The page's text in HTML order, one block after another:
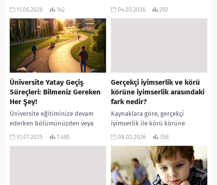
niteliklerinin altında beceri
zorunda kalması durumunu
ifade...
11.06.2026 142
yüklediğiniz kaynaklara (belgeler,
04.03.2026 292
Üniversite Yatay Geçiş
Süreçleri: Bilmeniz Gereken
Her Şey!
Üniversite eğitiminize devam
ederken bölümünüzden veya
üniversitenizden memnun
31.07.2025 1.490
Gerçekçi iyimserlik ve körü
körüne iyimserlik arasındaki
fark nedir?
Kaynaklara göre, gerçekçi
iyimserlik ile körü körüne
iyimserlik arasındaki temel fark,
sorunlar karşısında harekete
geçme biçiminde...
08.02.2026 358